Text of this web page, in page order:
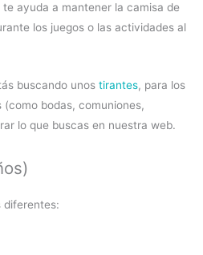
ayuda a mantener la camisa de
los juegos o las actividades al
buscando unos tirantes, para los
bodas, comuniones,
lo que buscas en nuestra web.
diferentes: